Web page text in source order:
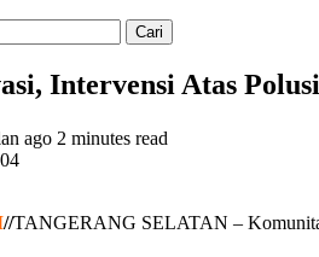
Intervensi Atas
ago 2 minutes read
//TANGERANG SELATAN –